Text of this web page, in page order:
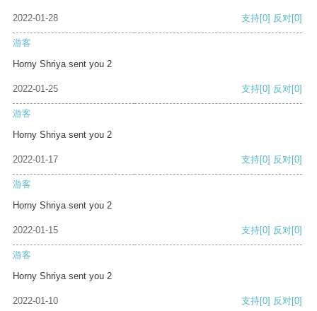
2022-01-28 支持[0] 反对[0]
游客
Horny Shriya sent you 2
2022-01-25 支持[0] 反对[0]
游客
Horny Shriya sent you 2
2022-01-17 支持[0] 反对[0]
游客
Horny Shriya sent you 2
2022-01-15 支持[0] 反对[0]
游客
Horny Shriya sent you 2
2022-01-10 支持[0] 反对[0]